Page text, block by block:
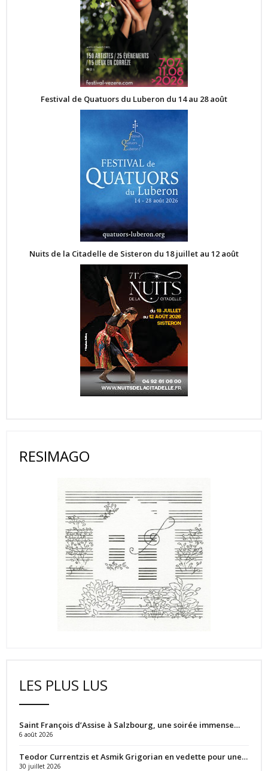
Festival de Quatuors du Luberon du 14 au 28 août
Nuits de la Citadelle de Sisteron du 18 juillet au 12 août
RESIMAGO
LES PLUS LUS
Saint François d’Assise à Salzbourg, une soirée immense…
6 août 2026
Teodor Currentzis et Asmik Grigorian en vedette pour une…
30 juillet 2026